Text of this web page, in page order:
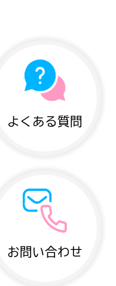
よくある質問
お問い合わせ